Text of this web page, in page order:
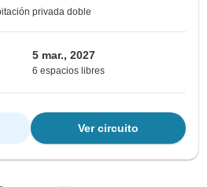
privada doble
5 mar., 2027
6 espacios libres
Ver circuito